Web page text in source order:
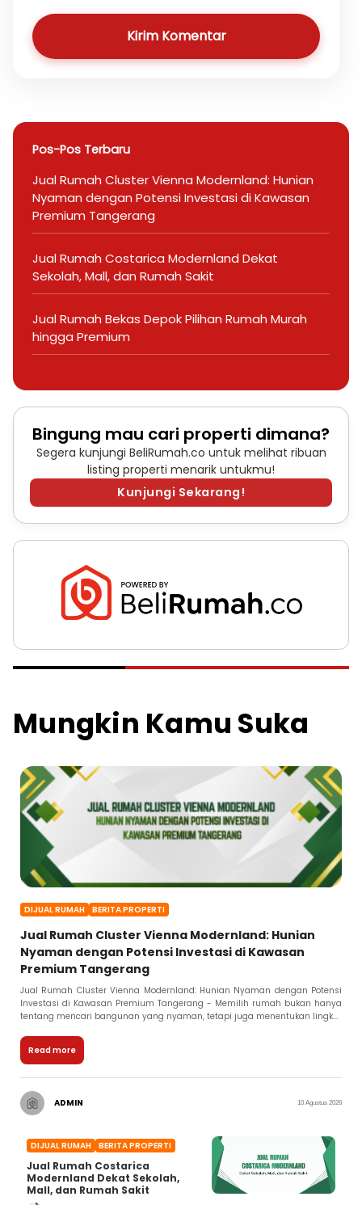
Kirim Komentar
Pos-Pos Terbaru
Jual Rumah Cluster Vienna Modernland: Hunian
Nyaman dengan Potensi Investasi di Kawasan
Premium Tangerang
Jual Rumah Costarica Modernland Dekat
Sekolah, Mall, dan Rumah Sakit
Jual Rumah Bekas Depok Pilihan Rumah Murah
hingga Premium
Bingung mau cari properti dimana?
Segera kunjungi BeliRumah.co untuk melihat ribuan
listing properti menarik untukmu!
Kunjungi Sekarang!
Mungkin Kamu Suka
DIJUAL RUMAH BERITA PROPERTI
Jual Rumah Cluster Vienna Modernland: Hunian
Nyaman dengan Potensi Investasi di Kawasan
Premium Tangerang
Jual Rumah Cluster Vienna Modernland: Hunian Nyaman dengan Potensi
Investasi di Kawasan Premium Tangerang - Memilih rumah bukan hanya
tentang mencari bangunan yang nyaman, tetapi juga menentukan lingk...
Read more
ADMIN 10 Agustus 2026
DIJUAL RUMAH BERITA PROPERTI
Jual Rumah Costarica
Modernland Dekat Sekolah,
Mall, dan Rumah Sakit